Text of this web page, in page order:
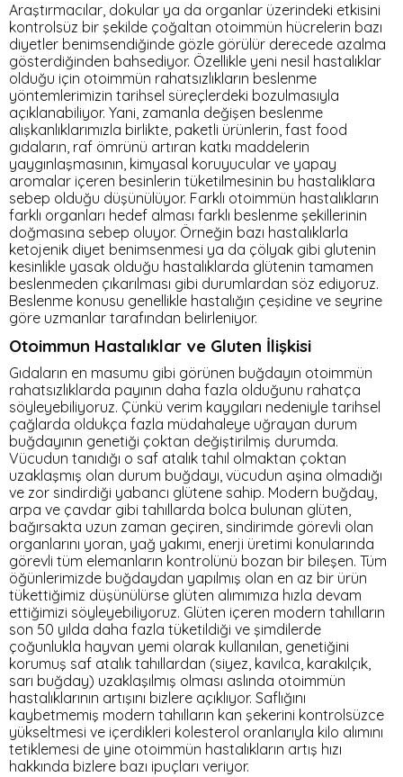
Araştırmacılar, dokular ya da organlar üzerindeki etkisini
kontrolsüz bir şekilde çoğaltan otoimmün hücrelerin bazı
diyetler benimsendiğinde gözle görülür derecede azalma
gösterdiğinden bahsediyor. Özellikle yeni nesil hastalıklar
olduğu için otoimmün rahatsızlıkların beslenme
yöntemlerimizin tarihsel süreçlerdeki bozulmasıyla
açıklanabiliyor. Yani, zamanla değişen beslenme
alışkanlıklarımızla birlikte, paketli ürünlerin, fast food
gıdaların, raf ömrünü artıran katkı maddelerin
yaygınlaşmasının, kimyasal koruyucular ve yapay
aromalar içeren besinlerin tüketilmesinin bu hastalıklara
sebep olduğu düşünülüyor. Farklı otoimmün hastalıkların
farklı organları hedef alması farklı beslenme şekillerinin
doğmasına sebep oluyor. Örneğin bazı hastalıklarla
ketojenik diyet benimsenmesi ya da çölyak gibi glutenin
kesinlikle yasak olduğu hastalıklarda glütenin tamamen
beslenmeden çıkarılması gibi durumlardan söz ediyoruz.
Beslenme konusu genellikle hastalığın çeşidine ve seyrine
göre uzmanlar tarafından belirleniyor.
Otoimmun Hastalıklar ve Gluten İlişkisi
Gıdaların en masumu gibi görünen buğdayın otoimmün
rahatsızlıklarda payının daha fazla olduğunu rahatça
söyleyebiliyoruz. Çünkü verim kaygıları nedeniyle tarihsel
çağlarda oldukça fazla müdahaleye uğrayan durum
buğdayının genetiği çoktan değiştirilmiş durumda.
Vücudun tanıdığı o saf atalık tahıl olmaktan çoktan
uzaklaşmış olan durum buğdayı, vücudun aşina olmadığı
ve zor sindirdiği yabancı glütene sahip. Modern buğday,
arpa ve çavdar gibi tahıllarda bolca bulunan glüten,
bağırsakta uzun zaman geçiren, sindirimde görevli olan
organlarını yoran, yağ yakımı, enerji üretimi konularında
görevli tüm elemanların kontrolünü bozan bir bileşen. Tüm
öğünlerimizde buğdaydan yapılmış olan en az bir ürün
tükettiğimiz düşünülürse glüten alımımıza hızla devam
ettiğimizi söyleyebiliyoruz. Glüten içeren modern tahılların
son 50 yılda daha fazla tüketildiği ve şimdilerde
çoğunlukla hayvan yemi olarak kullanılan, genetiğini
korumuş saf atalık tahıllardan (siyez, kavılca, karakılçık,
sarı buğday) uzaklaşılmış olması aslında otoimmün
hastalıklarının artışını bizlere açıklıyor. Saflığını
kaybetmemiş modern tahılların kan şekerini kontrolsüzce
yükseltmesi ve içerdikleri kolesterol oranlarıyla kilo alımını
tetiklemesi de yine otoimmün hastalıkların artış hızı
hakkında bizlere bazı ipuçları veriyor.